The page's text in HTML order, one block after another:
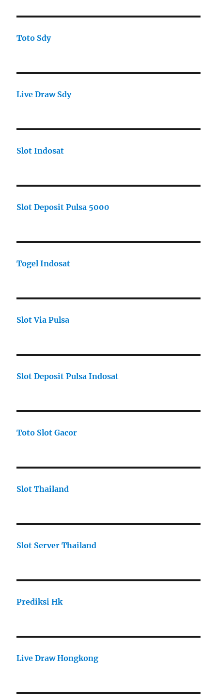
Toto Sdy
Live Draw Sdy
Slot Indosat
Slot Deposit Pulsa 5000
Togel Indosat
Slot Via Pulsa
Slot Deposit Pulsa Indosat
Toto Slot Gacor
Slot Thailand
Slot Server Thailand
Prediksi Hk
Live Draw Hongkong